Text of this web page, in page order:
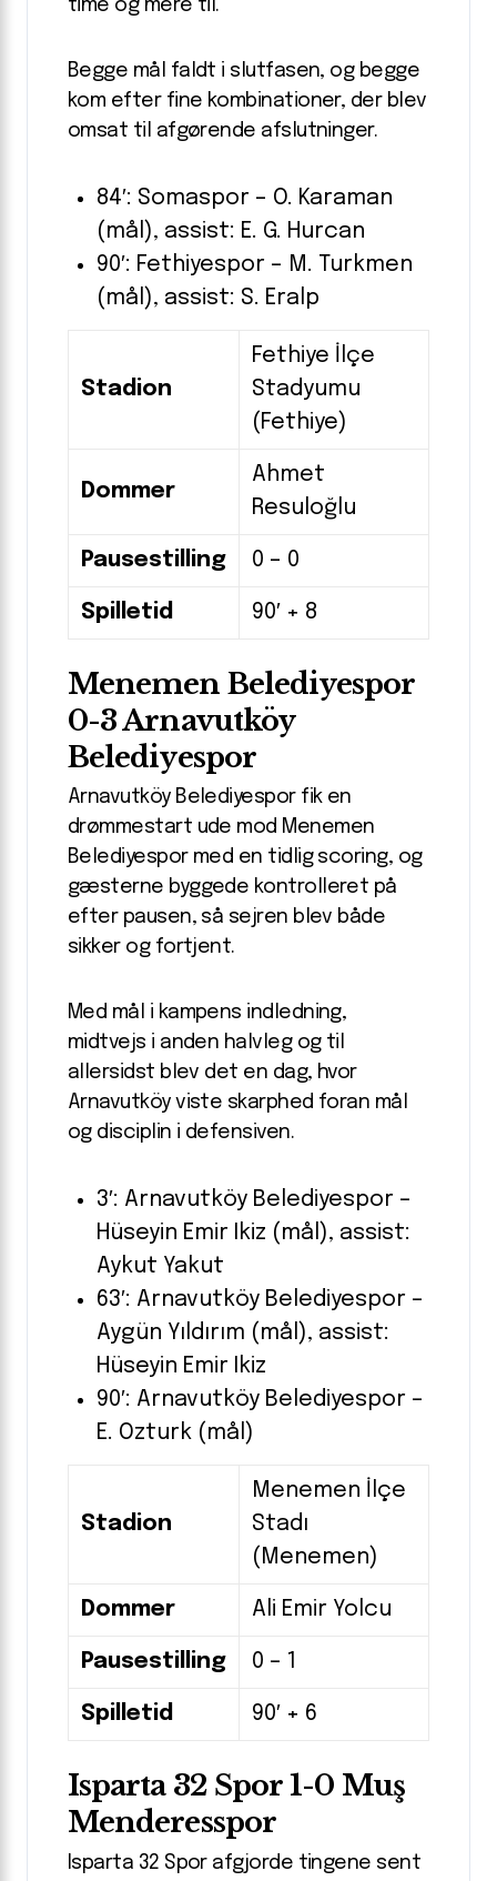
time og mere til.
Begge mål faldt i slutfasen, og begge
kom efter fine kombinationer, der blev
omsat til afgørende afslutninger.
84′: Somaspor – O. Karaman
(mål), assist: E. G. Hurcan
90′: Fethiyespor – M. Turkmen
(mål), assist: S. Eralp
Stadion
Fethiye İlçe
Stadyumu
(Fethiye)
Dommer
Ahmet
Resuloğlu
Pausestilling 0 – 0
Spilletid 90′ + 8
Menemen Belediyespor
0-3 Arnavutköy
Belediyespor
Arnavutköy Belediyespor fik en
drømmestart ude mod Menemen
Belediyespor med en tidlig scoring, og
gæsterne byggede kontrolleret på
efter pausen, så sejren blev både
sikker og fortjent.
Med mål i kampens indledning,
midtvejs i anden halvleg og til
allersidst blev det en dag, hvor
Arnavutköy viste skarphed foran mål
og disciplin i defensiven.
3′: Arnavutköy Belediyespor –
Hüseyin Emir Ikiz (mål), assist:
Aykut Yakut
63′: Arnavutköy Belediyespor –
Aygün Yıldırım (mål), assist:
Hüseyin Emir Ikiz
90′: Arnavutköy Belediyespor –
E. Ozturk (mål)
Stadion
Menemen İlçe
Stadı
(Menemen)
Dommer Ali Emir Yolcu
Pausestilling 0 – 1
Spilletid 90′ + 6
Isparta 32 Spor 1-0 Muş
Menderesspor
Isparta 32 Spor afgjorde tingene sent